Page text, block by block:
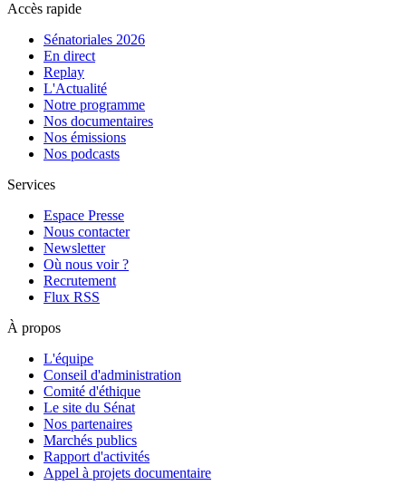
Accès rapide
Sénatoriales 2026
En direct
Replay
L'Actualité
Notre programme
Nos documentaires
Nos émissions
Nos podcasts
Services
Espace Presse
Nous contacter
Newsletter
Où nous voir ?
Recrutement
Flux RSS
À propos
L'équipe
Conseil d'administration
Comité d'éthique
Le site du Sénat
Nos partenaires
Marchés publics
Rapport d'activités
Appel à projets documentaire